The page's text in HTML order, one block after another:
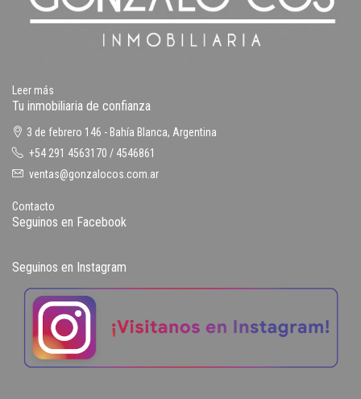
Leer más
Tu inmobiliaria de confianza
3 de febrero 146 - Bahía Blanca, Argentina
+54 291 4563170 / 4546861
ventas@gonzalocos.com.ar
Contacto
Seguinos en Facebook
Seguinos en Instagram